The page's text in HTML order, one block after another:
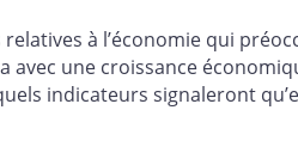
à l’économie qui
avec une croissance
indicateurs signaleront